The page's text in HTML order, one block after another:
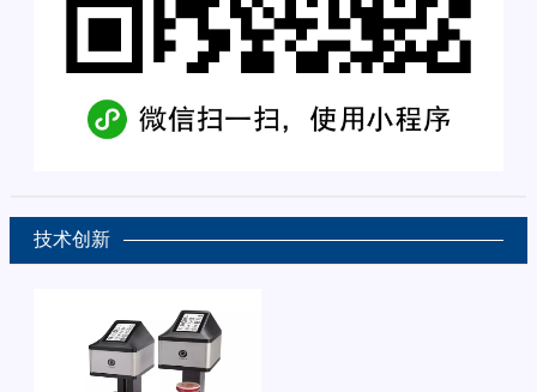
技术创新